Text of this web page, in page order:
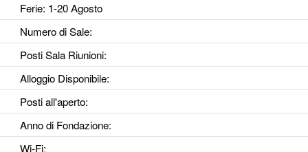
Ferie: 1-20 Agosto
Numero di Sale:
Posti Sala Riunioni:
Alloggio Disponibile:
Posti all'aperto:
Anno di Fondazione:
Wi-Fi: